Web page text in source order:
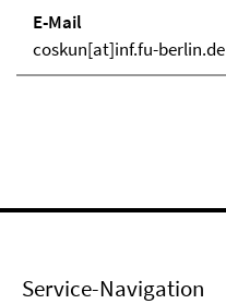
E-Mail
coskun[at]inf.fu-berlin.de
Service-Navigation